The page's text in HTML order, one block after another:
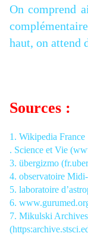
On comprend
haut, on attend
Sources :
1. Wikipedia France
. Science et Vie
3. übergizmo
4. observatoire
5. laboratoire
6.
7. Mikulski Archives